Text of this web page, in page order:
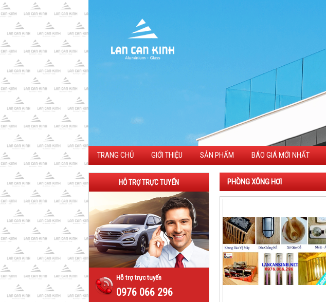
TRANG CHỦ GIỚI THIỆU SẢN PHẨM BÁO GIÁ MỚI NHẤT
PHÒNG XÔNG HƠI
HỖ TRỢ TRỰC TUYẾN
Hỗ trợ trực tuyến
0976 066 296